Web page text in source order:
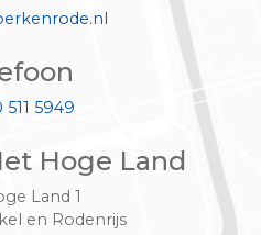
511 5949
Hoge Land
Land 1
en Rodenrijs